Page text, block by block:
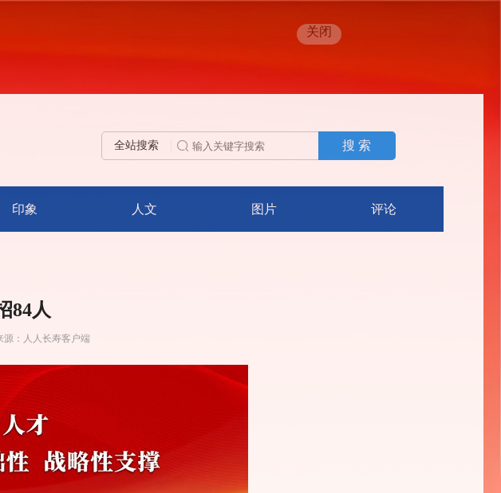
关闭
全站搜索 搜 索
印象 人文 图片 评论
84人
源： 人人长寿客户端